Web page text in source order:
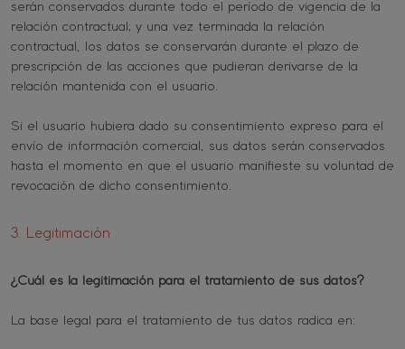
serán conservados durante todo el período de vigencia de la
relación contractual; y una vez terminada la relación
contractual, los datos se conservarán durante el plazo de
prescripción de las acciones que pudieran derivarse de la
relación mantenida con el usuario.
Si el usuario hubiera dado su consentimiento expreso para el
envío de información comercial, sus datos serán conservados
hasta el momento en que el usuario manifieste su voluntad de
revocación de dicho consentimiento.
3. Legitimación
¿Cuál es la legitimación para el tratamiento de sus datos?
La base legal para el tratamiento de tus datos radica en: